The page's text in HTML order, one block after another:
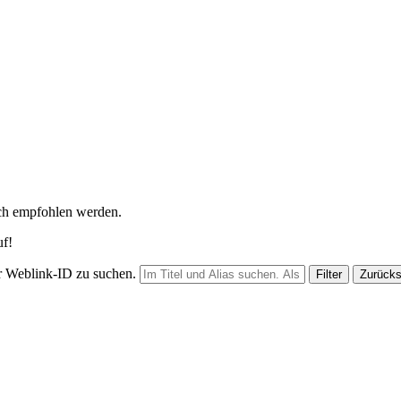
empfohlen werden.
Weblink-ID zu suchen. Filter